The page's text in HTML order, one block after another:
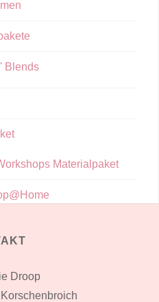
Blends
Materialpaket
Droop